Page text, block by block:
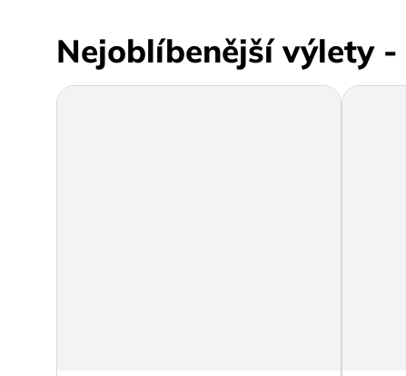
Nejoblíbenější výlety